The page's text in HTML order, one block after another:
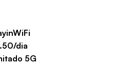
dia
5G